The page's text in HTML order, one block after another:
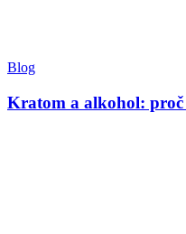
Blog
Kratom a alkohol: proč